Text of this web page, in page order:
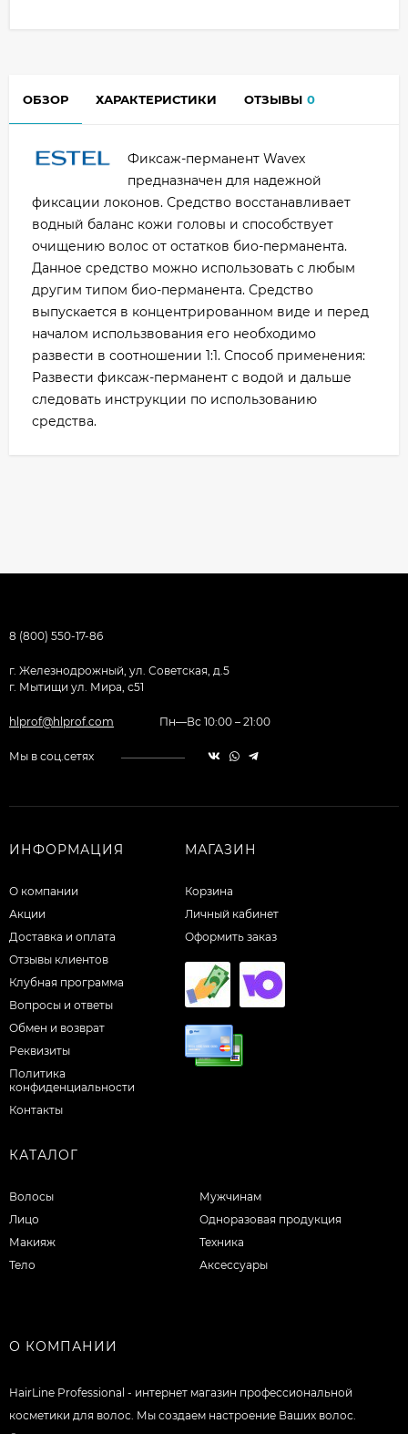
ОБЗОР ХАРАКТЕРИСТИКИ ОТЗЫВЫ 0
Фиксаж-перманент Wavex
предназначен для надежной
фиксации локонов. Средство восстанавливает
водный баланс кожи головы и способствует
очищению волос от остатков био-перманента.
Данное средство можно использовать с любым
другим типом био-перманента. Средство
выпускается в концентрированном виде и перед
началом использвования его необходимо
развести в соотношении 1:1. Способ применения:
Развести фиксаж-перманент с водой и дальше
следовать инструкции по использованию
средства.
8 (800) 550-17-86
г. Железнодрожный, ул. Советская, д.5
г. Мытищи ул. Мира, с51
hlprof@hlprof.com Пн—Вс 10:00 – 21:00
Мы в соц.сетях
ИНФОРМАЦИЯ
О компании
Акции
Доставка и оплата
Отзывы клиентов
Клубная программа
Вопросы и ответы
Обмен и возврат
Реквизиты
Политика
конфиденциальности
Контакты
МАГАЗИН
Корзина
Личный кабинет
Оформить заказ
КАТАЛОГ
Волосы
Лицо
Макияж
Тело
Мужчинам
Одноразовая продукция
Техника
Аксессуары
О КОМПАНИИ
HairLine Professional - интернет магазин профессиональной
косметики для волос. Мы создаем настроение Ваших волос.